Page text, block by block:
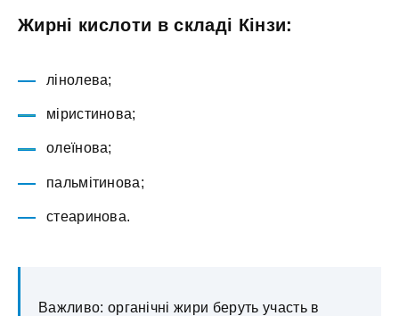
Жирні кислоти в складі Кінзи:
лінолева;
міристинова;
олеїнова;
пальмітинова;
стеаринова.
Важливо: органічні жири беруть участь в